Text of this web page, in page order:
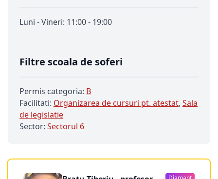
Luni - Vineri: 11:00 - 19:00
Filtre scoala de soferi
Permis categoria: B
Facilitati: Organizarea de cursuri pt. atestat, Sala
de legislatie
Sector: Sectorul 6